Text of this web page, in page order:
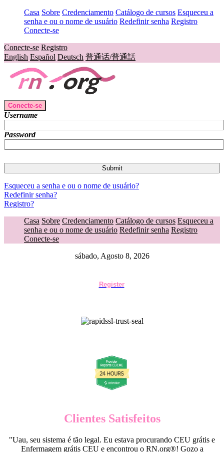
Casa Sobre Credenciamento Catálogo de cursos Esqueceu a
senha e ou o nome de usuário Redefinir senha Registro
Conecte-se
Conecte-se Registro
English Español Deutsch 普通话/普通話
Conecte-se
Username
Password
Esqueceu a senha e ou o nome de usuário?
Redefinir senha?
Registro?
Casa Sobre Credenciamento Catálogo de cursos Esqueceu a
senha e ou o nome de usuário Redefinir senha Registro
Conecte-se
sábado, Agosto 8, 2026
Register
Clientes Satisfeitos
"Uau, seu sistema é tão legal. Eu estava procurando CEU grátis e
Enfermagem grátis CEU e encontrou o RN.org®! Gozo a